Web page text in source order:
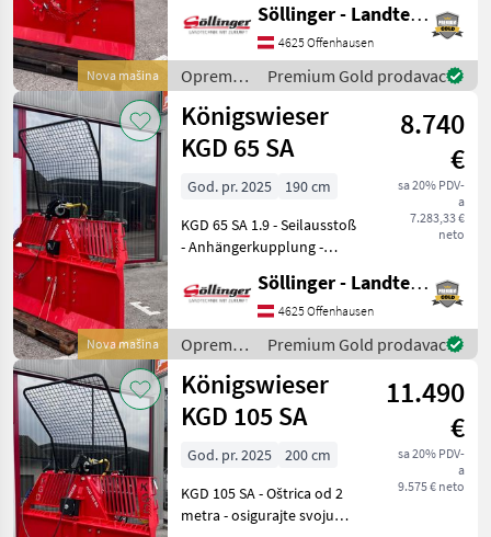
Nova mašina
Untere Seileinlaufrolle starr
- Handsteuertafel und
Motorsägenhalterung - Seil
Ø8, 5mm
Söllinger - Landtechnik GmbH
4625 Offenhausen
Oprema
za šumu i
obradu
drveta /
Königswieser
Premium Gold prodavac
Nova mašina
Königswieser
KGD 65 SA
8.740
€
sa 20% PDV-
a
7.283,33 €
neto
God. pr. 2025
190 cm
KGD 65 SA 1.9 - Seilausstoß
- Anhängerkupplung -
Handsteuertafel -
Motorsägen- und
Sappihalterung -
Endabschalter komplett -
Seil 11
Söllinger - Landtechnik GmbH
4625 Offenhausen
Oprema
za šumu i
obradu
drveta /
Königswieser
Premium Gold prodavac
Königswieser
KGD 105 SA
11.490
€
sa 20% PDV-
a
9.575 € neto
God. pr. 2025
200 cm
KGD 105 SA - Oštrica od 2
metra - osigurajte svoju